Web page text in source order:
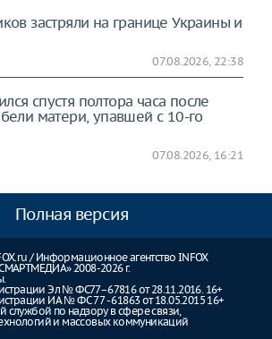
застряли на границе Украины и
07.08.2026, 22:38
спустя полтора часа после
матери, упавшей с 10-го
07.08.2026, 16:21
Полная версия
/ Информационное агентство INFOX
2008-2026 г.
Эл № ФС77–67816 от 28.11.2016. 16+
ИА № ФС 77 - 61863 от 18.05.2015 16+
службой по надзору в сфере связи,
и массовых коммуникаций